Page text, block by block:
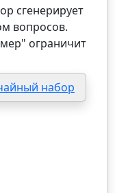
сгенерирует
вопросов.
ограничит
набор